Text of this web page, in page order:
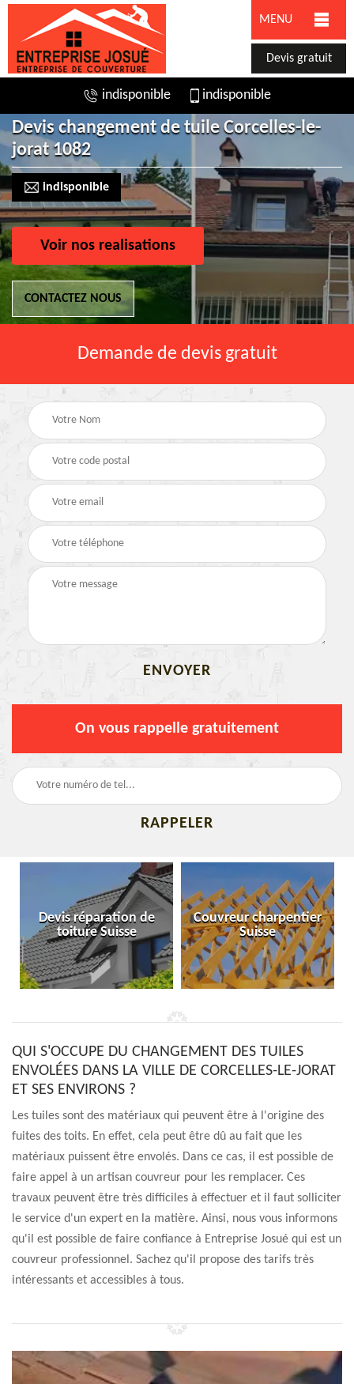
MENU
Devis gratuit
indisponible indisponible
Devis changement de tuile Corcelles-le-
jorat 1082
indisponible
Voir nos realisations
CONTACTEZ NOUS
Demande de devis gratuit
On vous rappelle gratuitement
Devis réparation de
toiture Suisse
Couvreur charpentier
Suisse
QUI S'OCCUPE DU CHANGEMENT DES TUILES
ENVOLÉES DANS LA VILLE DE CORCELLES-LE-JORAT
ET SES ENVIRONS ?
Les tuiles sont des matériaux qui peuvent être à l'origine des
fuites des toits. En effet, cela peut être dû au fait que les
matériaux puissent être envolés. Dans ce cas, il est possible de
faire appel à un artisan couvreur pour les remplacer. Ces
travaux peuvent être très difficiles à effectuer et il faut solliciter
le service d'un expert en la matière. Ainsi, nous vous informons
qu'il est possible de faire confiance à Entreprise Josué qui est un
couvreur professionnel. Sachez qu'il propose des tarifs très
intéressants et accessibles à tous.